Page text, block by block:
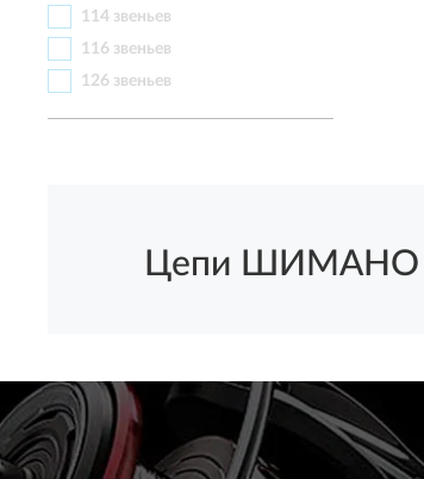
114 звеньев
116 звеньев
126 звеньев
Цепи ШИМАНО